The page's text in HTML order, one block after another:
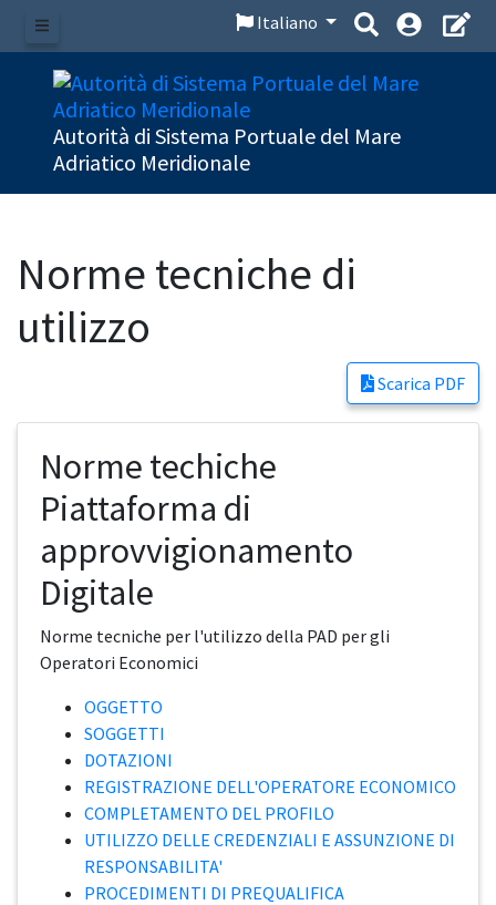
Menu
Italiano
Autorità di Sistema Portuale del Mare
Adriatico Meridionale
Norme tecniche di
utilizzo
Scarica PDF
Norme techiche
Piattaforma di
approvvigionamento
Digitale
Norme tecniche per l'utilizzo della PAD per gli
Operatori Economici
OGGETTO
SOGGETTI
DOTAZIONI
REGISTRAZIONE DELL'OPERATORE ECONOMICO
COMPLETAMENTO DEL PROFILO
UTILIZZO DELLE CREDENZIALI E ASSUNZIONE DI
RESPONSABILITA'
PROCEDIMENTI DI PREQUALIFICA